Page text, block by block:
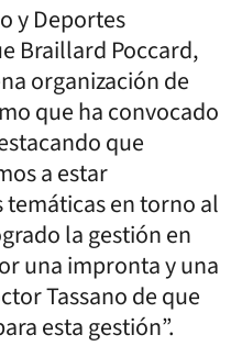
y Deportes
Braillard Poccard,
organización de
que ha convocado
que
a estar
en torno al
la gestión en
una impronta y una
Tassano de que
esta gestión”.